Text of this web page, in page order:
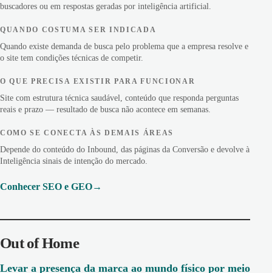
buscadores ou em respostas geradas por inteligência artificial.
QUANDO COSTUMA SER INDICADA
Quando existe demanda de busca pelo problema que a empresa resolve e
o site tem condições técnicas de competir.
O QUE PRECISA EXISTIR PARA FUNCIONAR
Site com estrutura técnica saudável, conteúdo que responda perguntas
reais e prazo — resultado de busca não acontece em semanas.
COMO SE CONECTA ÀS DEMAIS ÁREAS
Depende do conteúdo do Inbound, das páginas da Conversão e devolve à
Inteligência sinais de intenção do mercado.
Conhecer SEO e GEO
Out of Home
Levar a presença da marca ao mundo físico por meio